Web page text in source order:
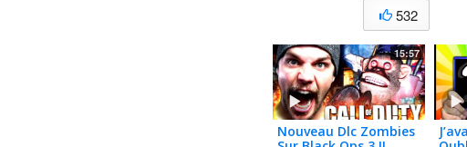
532
15:57
Nouveau Dlc Zombies